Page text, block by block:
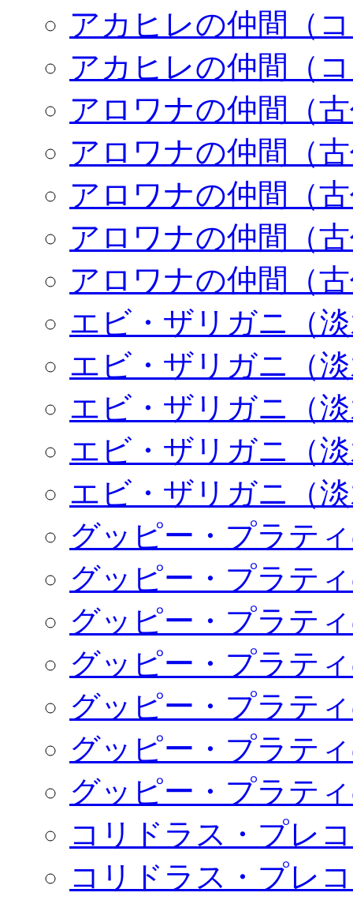
アカヒレの仲間（
アカヒレの仲間（
アロワナの仲間（
アロワナの仲間（
アロワナの仲間（
アロワナの仲間（
アロワナの仲間（
エビ・ザリガニ（
エビ・ザリガニ（
エビ・ザリガニ（
エビ・ザリガニ（
エビ・ザリガニ（
グッピー・プラテ
グッピー・プラテ
グッピー・プラテ
グッピー・プラテ
グッピー・プラテ
グッピー・プラテ
グッピー・プラテ
コリドラス・プレ
コリドラス・プレ